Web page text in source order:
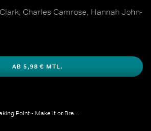
Charles Camrose, Hannah John-
AB 5,98 € MTL.
Breaking Point - Make it or Break it